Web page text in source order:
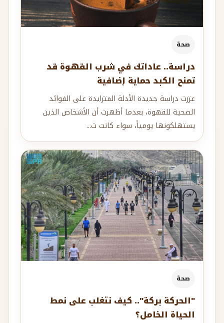
صحة
دراسة.. عاداتك في شرب القهوة قد
تمنح الكبد حماية إضافية
عززت دراسة جديدة الأدلة المتزايدة على الفوائد
الصحية للقهوة، بعدما أظهرت أن الأشخاص الذين
يستهلكونها يومياً، سواء كانت ت...
صحة
"الحركة بركة".. كيف نتغلب على نمط
الحياة الخامل؟